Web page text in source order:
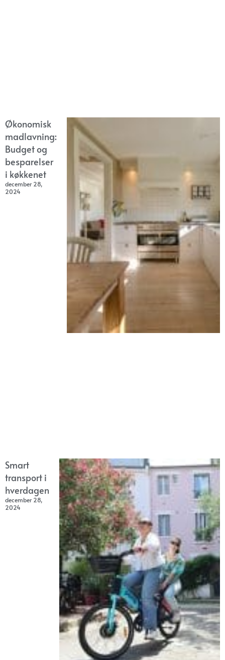
Økonomisk
madlavning:
Budget og
besparelser
i køkkenet
december 28,
2024
Smart
transport i
hverdagen
december 28,
2024